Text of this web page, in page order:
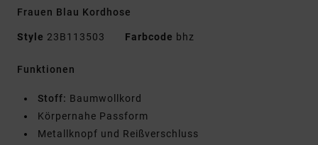
Frauen Blau Kordhose
Style 23B113503 Farbcode bhz
Funktionen
Stoff: Baumwollkord
Körpernahe Passform
Metallknopf und Reißverschluss